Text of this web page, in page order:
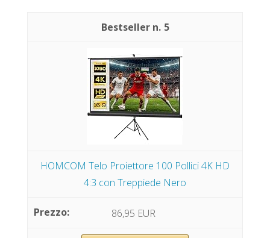
5
HOMCOM Telo Proiettore 100 Pollici 4K HD
4:3 con Treppiede Nero
86,95 EUR